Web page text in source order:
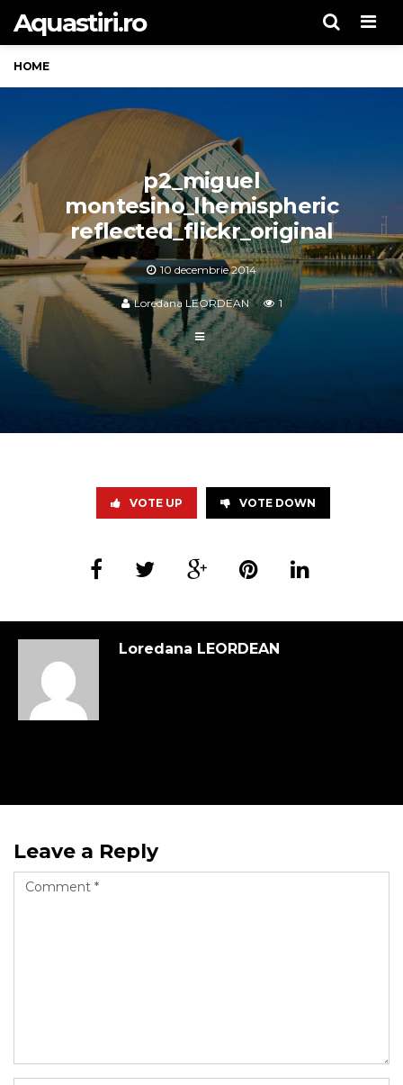
Aquastiri.ro
HOME
p2_miguel
montesino_lhemispheric
reflected_flickr_original
10 decembrie 2014
Loredana LEORDEAN 1
VOTE UP VOTE DOWN
Loredana LEORDEAN
Leave a Reply